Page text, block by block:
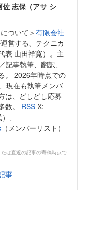
志保（アサ シ
について＞有限会社
営する、テクニカ
表 山田祥寛）。主
事執筆、翻訳、
。 2026年時点での
現在も執筆メンバ
は、どしどし応募
数。 RSS X:
、
（メンバーリスト）
は直近の記事の寄稿時点で
事